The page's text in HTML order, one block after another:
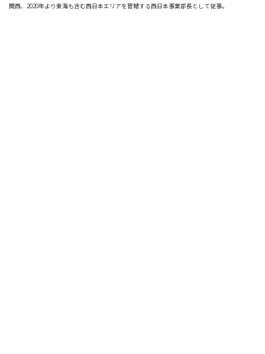
関西、2020年より東海も含む西日本エリアを管轄する西日本事業部長として従事。